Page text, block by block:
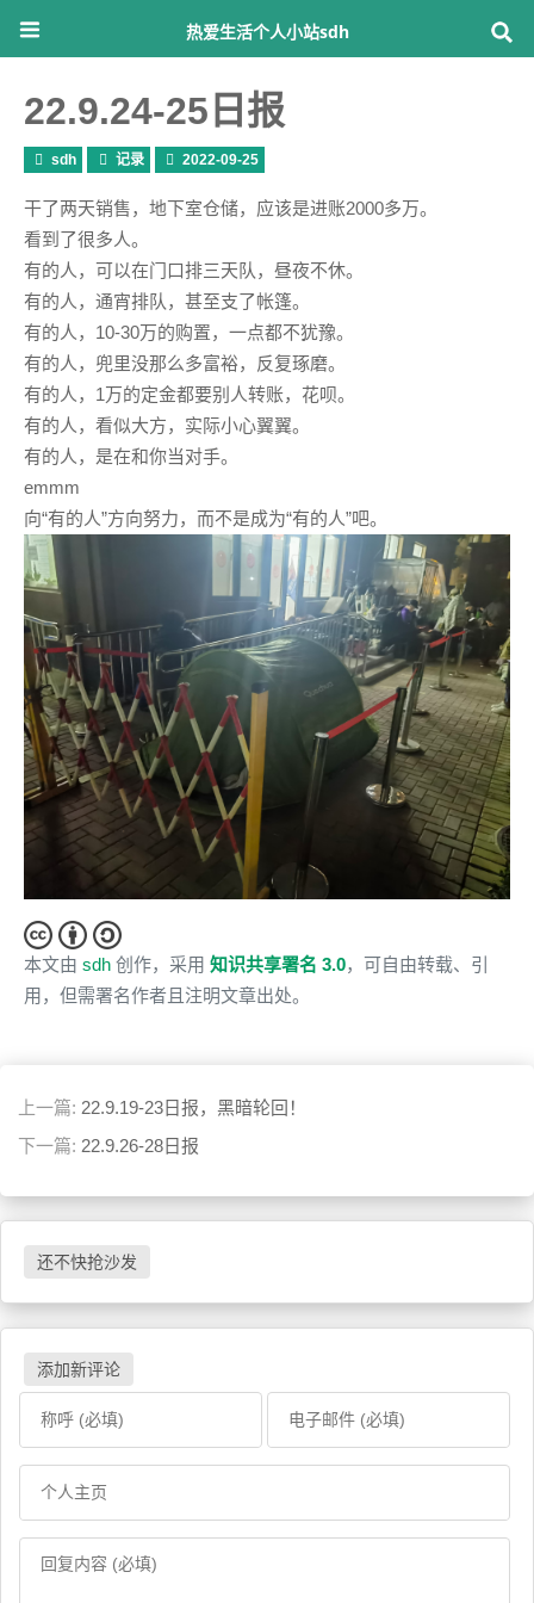
热爱生活个人小站sdh
22.9.24-25日报
sdh 记录 2022-09-25
干了两天销售，地下室仓储，应该是进账2000多万。
看到了很多人。
有的人，可以在门口排三天队，昼夜不休。
有的人，通宵排队，甚至支了帐篷。
有的人，10-30万的购置，一点都不犹豫。
有的人，兜里没那么多富裕，反复琢磨。
有的人，1万的定金都要别人转账，花呗。
有的人，看似大方，实际小心翼翼。
有的人，是在和你当对手。
emmm
向“有的人”方向努力，而不是成为“有的人”吧。
本文由 sdh 创作，采用 知识共享署名 3.0，可自由转载、引
用，但需署名作者且注明文章出处。
上一篇: 22.9.19-23日报，黑暗轮回！
下一篇: 22.9.26-28日报
还不快抢沙发
添加新评论